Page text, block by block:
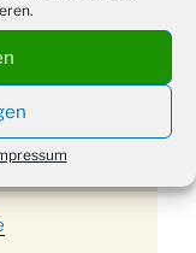
in Berlin für
TC77 am
der Kirche um